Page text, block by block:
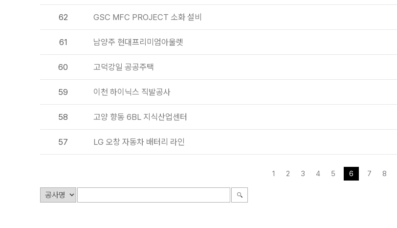
62 GSC MFC PROJECT 소화 설비
61 남양주 현대프리미엄아울렛
60 고덕강일 공공주택
59 이천 하이닉스 직발공사
58 고양 향동 6BL 지식산업센터
57 LG 오창 자동차 배터리 라인
1 2 3 4 5 6 7 8